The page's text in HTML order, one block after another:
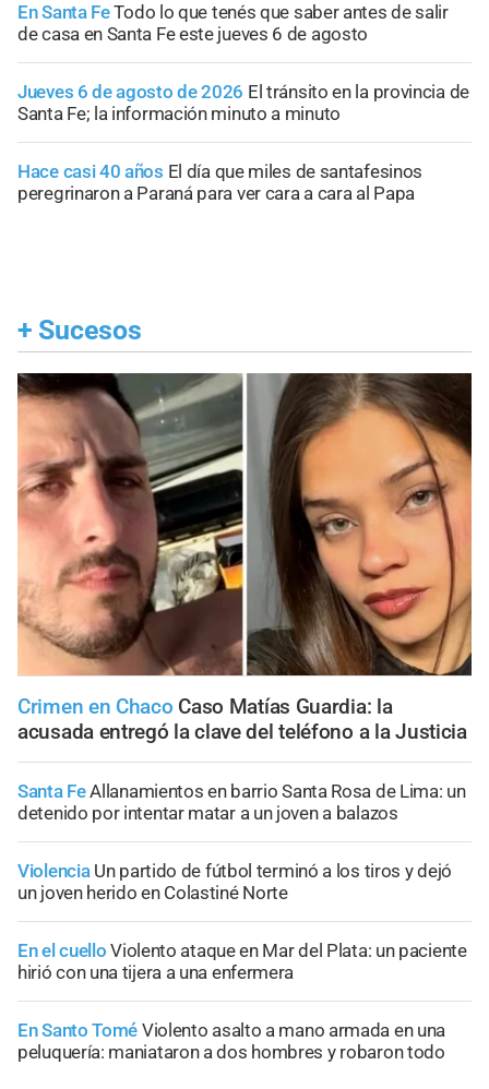
En Santa FeTodo lo que tenés que saber antes de salir
de casa en Santa Fe este jueves 6 de agosto
Jueves 6 de agosto de 2026 El tránsito en la provincia de
Santa Fe; la información minuto a minuto
Hace casi 40 años El día que miles de santafesinos
peregrinaron a Paraná para ver cara a cara al Papa
+ Sucesos
Crimen en Chaco Caso Matías Guardia: la
acusada entregó la clave del teléfono a la Justicia
Santa FeAllanamientos en barrio Santa Rosa de Lima: un
detenido por intentar matar a un joven a balazos
Violencia Un partido de fútbol terminó a los tiros y dejó
un joven herido en Colastiné Norte
En el cuello Violento ataque en Mar del Plata: un paciente
hirió con una tijera a una enfermera
En Santo Tomé Violento asalto a mano armada en una
peluquería: maniataron a dos hombres y robaron todo